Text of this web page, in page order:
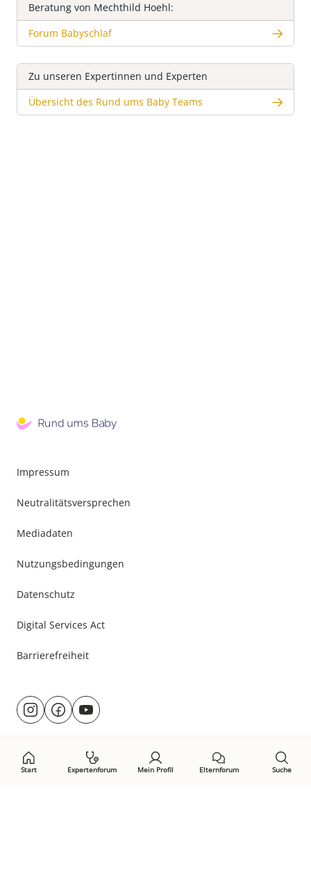
Start Expertenforum Mein Profil Elternforum Suche
Beratung von Mechthild Hoehl:
Forum Babyschlaf
Zu unseren Expertinnen und Experten
Übersicht des Rund ums Baby Teams
Impressum
Neutralitätsversprechen
Mediadaten
Nutzungsbedingungen
Datenschutz
Digital Services Act
Barrierefreiheit
Besuche
uns@rund.ums.baby
facebook.com/rundumsbaby.de
youtube.com/@rundumsbaby_